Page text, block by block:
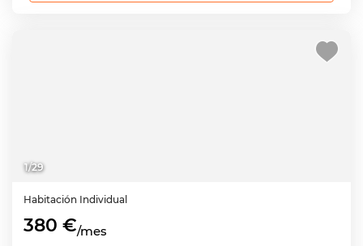
1/29
Habitación Individual
380 €/mes